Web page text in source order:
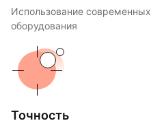
Использование
оборудования
Точность